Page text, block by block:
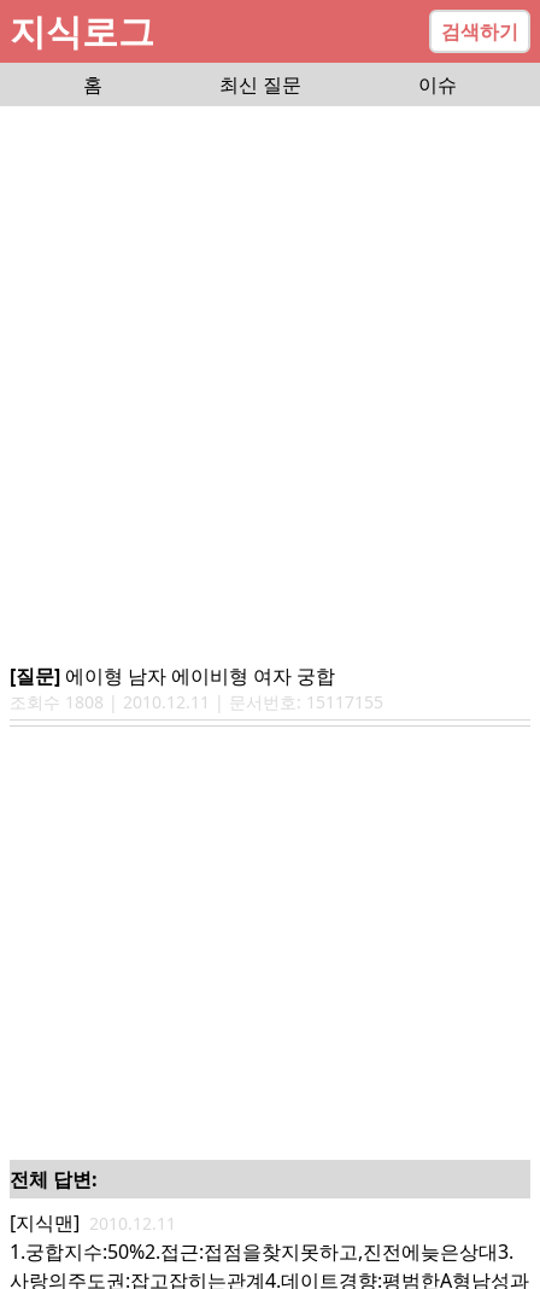
지식로그
검색하기
홈
최신 질문 이슈
[질문] 에이형 남자 에이비형 여자 궁합
조회수 1808 | 2010.12.11 | 문서번호: 15117155
전체 답변:
[지식맨] 2010.12.11
1.궁합지수:50%2.접근:접점을찾지못하고,진전에늦은상대3.
사랑의주도권:잡고잡히는관계4.데이트경향:평범한A형남성과